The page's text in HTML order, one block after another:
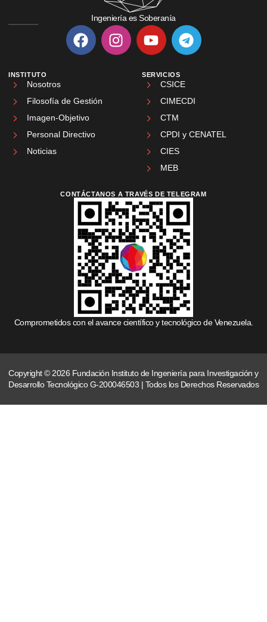
Ingeniería es Soberanía
INSTITUTO
Nosotros
Filosofía de Gestión
Imagen-Objetivo
Personal Directivo
Noticias
SERVICIOS
CSICE
CIMECDI
CTM
CPDI y CENATEL
CIES
MEB
CONTÁCTANOS A TRAVÉS DE TELEGRAM
Comprometidos con el avance científico y tecnológico de Venezuela.
Copyright © 2026 Fundación Instituto de Ingeniería para Investigación y
Desarrollo Tecnológico G-200046503 | Todos los Derechos Reservados